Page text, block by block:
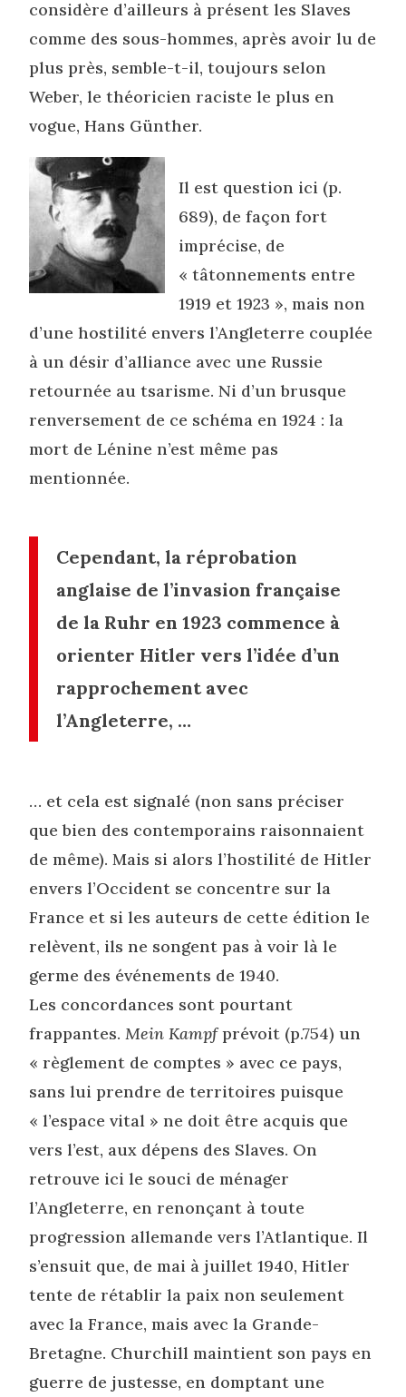
considère d’ailleurs à présent les Slaves
comme des sous-hommes, après avoir lu de
plus près, semble-t-il, toujours selon
Weber, le théoricien raciste le plus en
vogue, Hans Günther.
Il est question ici (p.
689), de façon fort
imprécise, de
« tâtonnements entre
1919 et 1923 », mais non
d’une hostilité envers l’Angleterre couplée
à un désir d’alliance avec une Russie
retournée au tsarisme. Ni d’un brusque
renversement de ce schéma en 1924 : la
mort de Lénine n’est même pas
mentionnée.
Cependant, la réprobation
anglaise de l’invasion française
de la Ruhr en 1923 commence à
orienter Hitler vers l’idée d’un
rapprochement avec
l’Angleterre, …
… et cela est signalé (non sans préciser
que bien des contemporains raisonnaient
de même). Mais si alors l’hostilité de Hitler
envers l’Occident se concentre sur la
France et si les auteurs de cette édition le
relèvent, ils ne songent pas à voir là le
germe des événements de 1940.
Les concordances sont pourtant
frappantes.Mein Kampfprévoit (p.754) un
« règlement de comptes » avec ce pays,
sans lui prendre de territoires puisque
« l’espace vital » ne doit être acquis que
vers l’est, aux dépens des Slaves. On
retrouve ici le souci de ménager
l’Angleterre, en renonçant à toute
progression allemande vers l’Atlantique. Il
s’ensuit que, de mai à juillet 1940, Hitler
tente de rétablir la paix non seulement
avec la France, mais avec la Grande-
Bretagne. Churchill maintient son pays en
guerre de justesse, en domptant une